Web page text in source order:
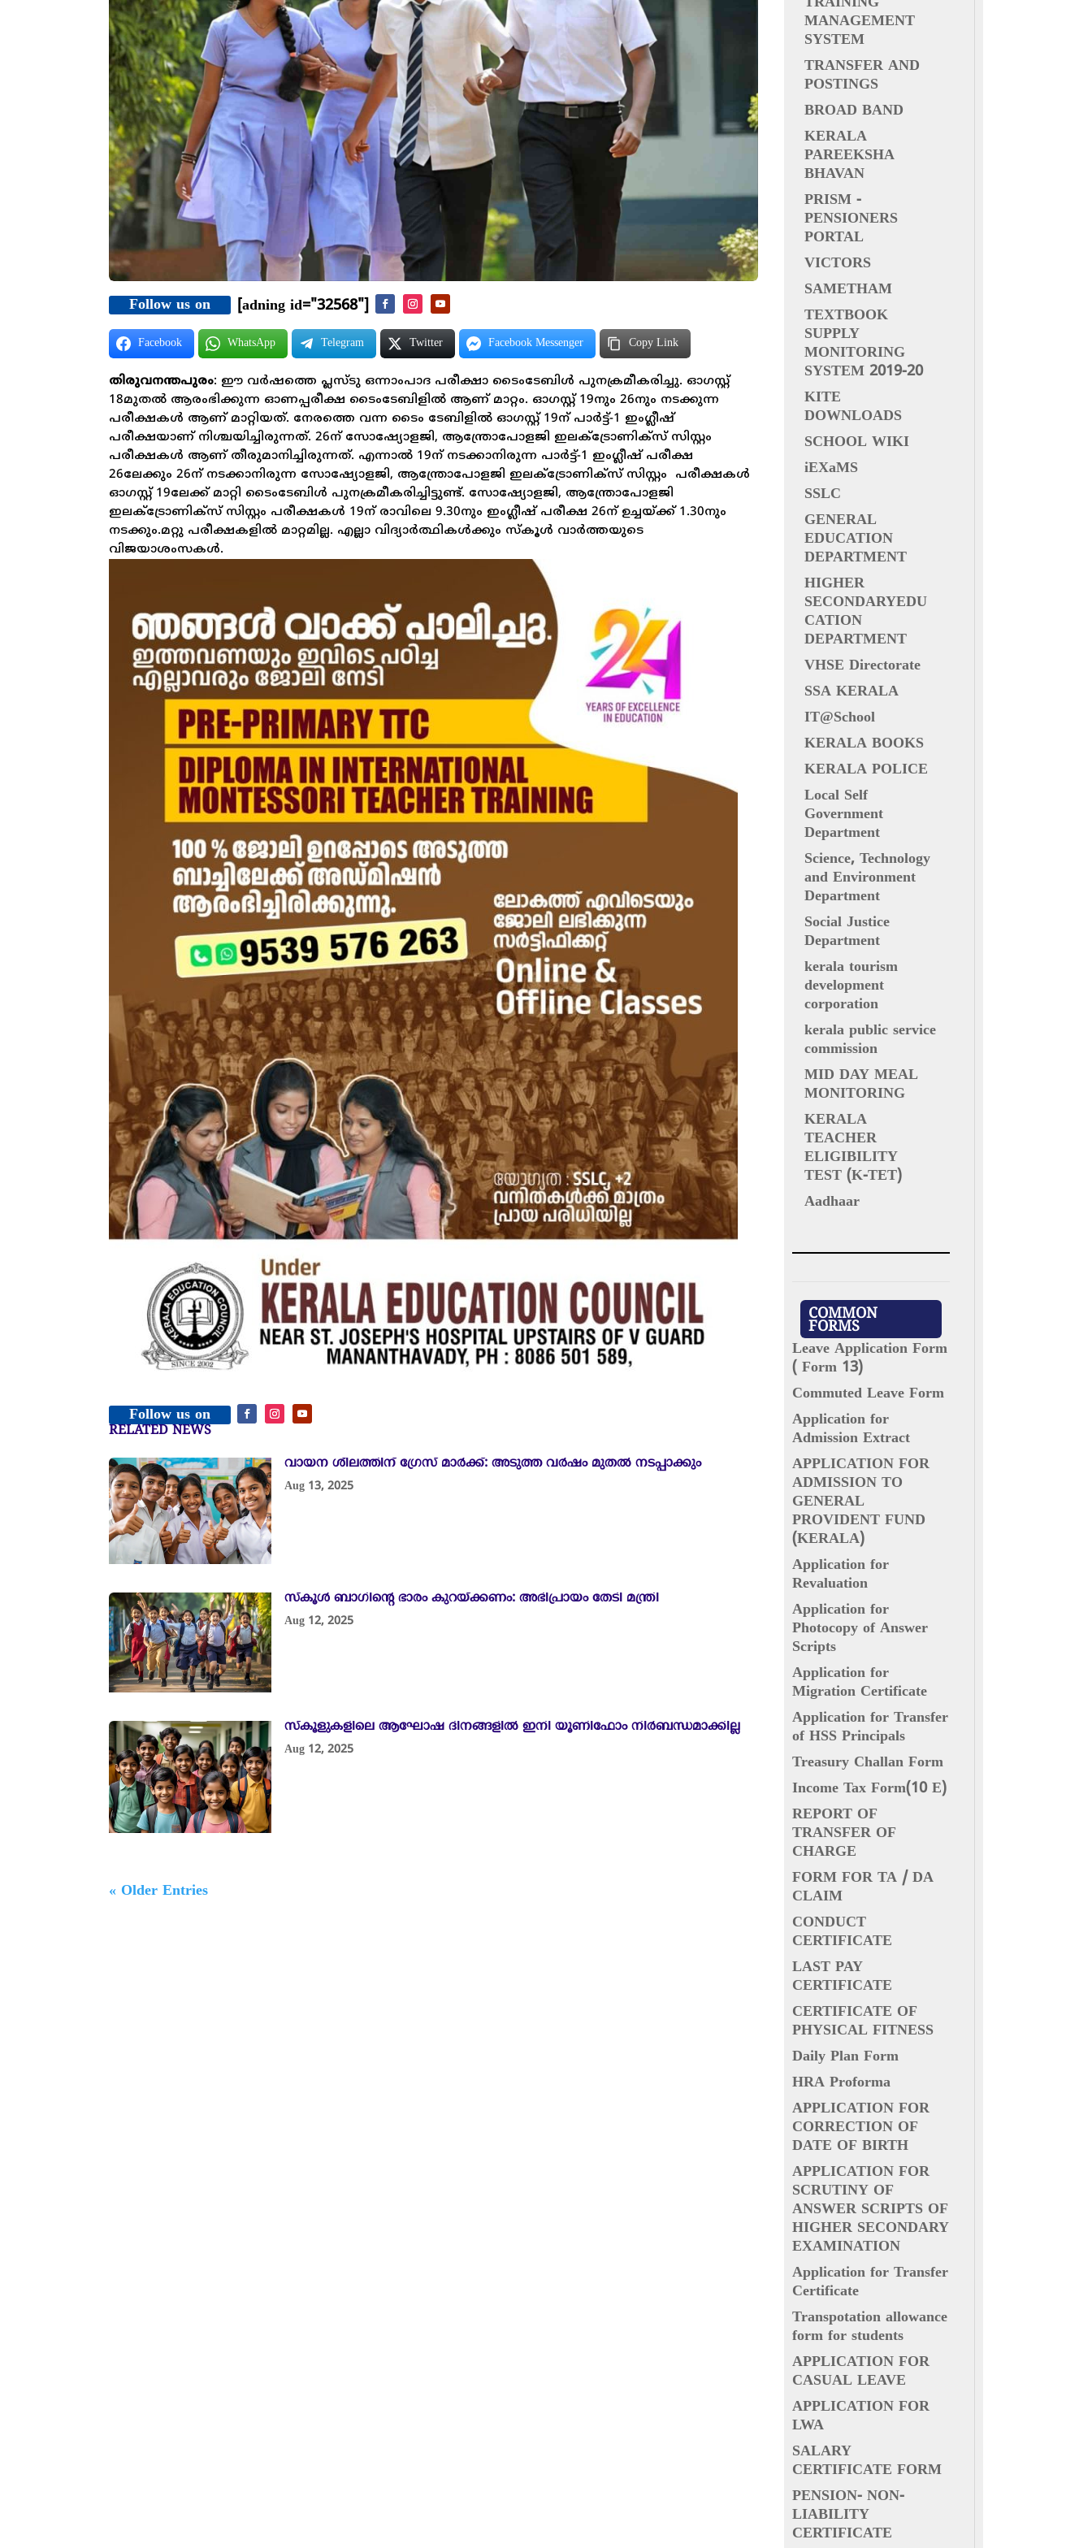
Follow us on [adning id="32568"]
Facebook WhatsApp Telegram Twitter Facebook Messenger Copy Link
തിരുവനന്തപുരം: ഈ വർഷത്തെ പ്ലസ്ടു ഒന്നാംപാദ പരീക്ഷാ ടൈംടേബിള്‍ പുനക്രമീകരിച്ചു. ഓഗസ്റ്റ്
18മുതൽ ആരംഭിക്കുന്ന ഓണപ്പരീക്ഷ ടൈംടേബിളിൽ ആണ് മാറ്റം. ഓഗസ്റ്റ് 19നും 26നും നടക്കുന്ന
പരീക്ഷകൾ ആണ് മാറ്റിയത്. നേരത്തെ വന്ന ടൈം ടേബിളിൽ ഓഗസ്റ്റ് 19ന് പാർട്ട്‌-1 ഇംഗ്ലീഷ്
പരീക്ഷയാണ് നിശ്ചയിച്ചിരുന്നത്. 26ന് സോഷ്യോളജി, ആന്ത്രോപോളജി ഇലക്ട്രോണിക്സ് സിസ്റ്റം
പരീക്ഷകൾ ആണ് തീരുമാനിച്ചിരുന്നത്. എന്നാൽ 19ന് നടക്കാനിരുന്ന പാർട്ട്-1 ഇംഗ്ലീഷ് പരീക്ഷ
26ലേക്കും 26ന് നടക്കാനിരുന്ന സോഷ്യോളജി, ആന്ത്രോപോളജി ഇലക്ട്രോണിക്സ് സിസ്റ്റം പരീക്ഷകൾ
ഓഗസ്റ്റ് 19ലേക്ക് മാറ്റി ടൈംടേബിൾ പുനക്രമീകരിച്ചിട്ടുണ്ട്. സോഷ്യോളജി, ആന്ത്രോപോളജി
ഇലക്ട്രോണിക്സ് സിസ്റ്റം പരീക്ഷകൾ 19ന് രാവിലെ 9.30നും ഇംഗ്ലീഷ് പരീക്ഷ 26ന് ഉച്ചയ്ക്ക് 1.30നും
നടക്കും.മറ്റു പരീക്ഷകളിൽ മാറ്റമില്ല. എല്ലാ വിദ്യാർത്ഥികൾക്കും സ്കൂൾ വാർത്തയുടെ
വിജയാശംസകൾ.
Follow us on
RELATED NEWS
വായന ശീലത്തിന് ഗ്രേസ് മാർക്ക്: അടുത്ത വർഷം മുതൽ നടപ്പാക്കും
Aug 13, 2025
സ്കൂൾ ബാഗിന്റെ ഭാരം കുറയ്ക്കണം: അഭിപ്രായം തേടി മന്ത്രി
Aug 12, 2025
സ്‌കൂളുകളിലെ ആഘോഷ ദിനങ്ങളിൽ ഇനി യൂണിഫോം നിർബന്ധമാക്കില്ല
Aug 12, 2025
« Older Entries
MANAGEMENT
SYSTEM
TRANSFER AND
POSTINGS
BROAD BAND
KERALA
PAREEKSHA
BHAVAN
PRISM -
PENSIONERS
PORTAL
VICTORS
SAMETHAM
TEXTBOOK
SUPPLY
MONITORING
SYSTEM 2019-20
KITE
DOWNLOADS
SCHOOL WIKI
iEXaMS
SSLC
GENERAL
EDUCATION
DEPARTMENT
HIGHER
SECONDARYEDU
CATION
DEPARTMENT
VHSE Directorate
SSA KERALA
IT@School
KERALA BOOKS
KERALA POLICE
Local Self
Government
Department
Science, Technology
and Environment
Department
Social Justice
Department
kerala tourism
development
corporation
kerala public service
commission
MID DAY MEAL
MONITORING
KERALA
TEACHER
ELIGIBILITY
TEST (K-TET)
Aadhaar
COMMON
FORMS
Leave Application Form
( Form 13)
Commuted Leave Form
Application for
Admission Extract
APPLICATION FOR
ADMISSION TO
GENERAL
PROVIDENT FUND
(KERALA)
Application for
Revaluation
Application for
Photocopy of Answer
Scripts
Application for
Migration Certificate
Application for Transfer
of HSS Principals
Treasury Challan Form
Income Tax Form(10 E)
REPORT OF
TRANSFER OF
CHARGE
FORM FOR TA / DA
CLAIM
CONDUCT
CERTIFICATE
LAST PAY
CERTIFICATE
CERTIFICATE OF
PHYSICAL FITNESS
Daily Plan Form
HRA Proforma
APPLICATION FOR
CORRECTION OF
DATE OF BIRTH
APPLICATION FOR
SCRUTINY OF
ANSWER SCRIPTS OF
HIGHER SECONDARY
EXAMINATION
Application for Transfer
Certificate
Transpotation allowance
form for students
APPLICATION FOR
CASUAL LEAVE
APPLICATION FOR
LWA
SALARY
CERTIFICATE FORM
PENSION- NON-
LIABILITY
CERTIFICATE